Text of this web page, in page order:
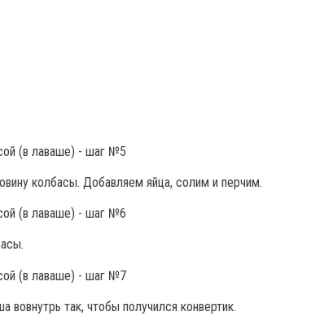
колбасы. Добавляем яйца, солим и перчим.
так, чтобы получился конвертик.